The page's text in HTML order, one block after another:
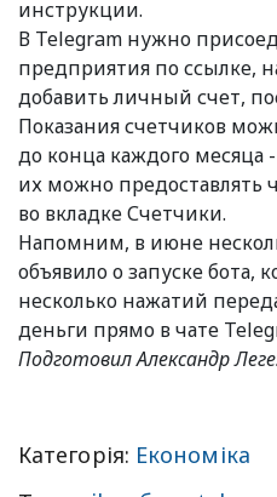
инструкции.
В Telegram нужно
предприятия по ссылке,
добавить личный счет,
Показания счетчиков
до конца каждого месяца
их можно предоставлять
во вкладке Счетчики.
Напомним, в июне
объявило о запуске бота,
несколько нажатий
деньги прямо в чате
Подготовил Александр
Категорія: Економіка